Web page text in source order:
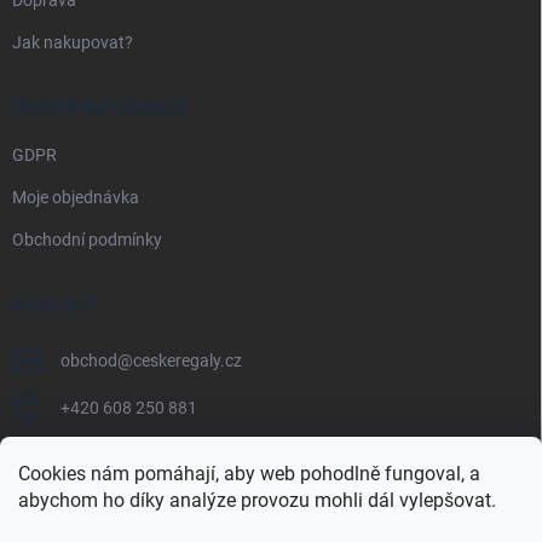
Cookies nám pomáhají, aby web pohodlně fungoval, a
abychom ho díky analýze provozu mohli dál vylepšovat.
Jak nakupovat?
PRÁVNÍ INFORMACE
GDPR
Moje objednávka
Obchodní podmínky
KONTAKT
obchod@ceskeregaly.cz
+420 608 250 881